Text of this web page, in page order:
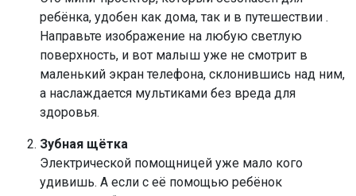
ребёнка, удобен как дома, так и в путешествии .
Направьте изображение на любую светлую
поверхность, и вот малыш уже не смотрит в
маленький экран телефона, склонившись над ним,
а наслаждается мультиками без вреда для
здоровья.
Зубная щётка
Электрической помощницей уже мало кого
удивишь. А если с её помощью ребёнок